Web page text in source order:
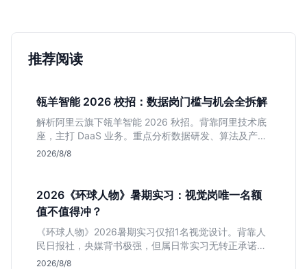
推荐阅读
瓴羊智能 2026 校招：数据岗门槛与机会全拆解
解析阿里云旗下瓴羊智能 2026 秋招。背靠阿里技术底
座，主打 DaaS 业务。重点分析数据研发、算法及产品
岗的硬性要求，评估 B 端数据路线的成长曲线与抗压挑
2026/8/8
2026《环球人物》暑期实习：视觉岗唯一名额
值不值得冲？
《环球人物》2026暑期实习仅招1名视觉设计。背靠人
民日报社，央媒背书极强，但属日常实习无转正承诺。
适合追求高含金量简历、能接受严谨流程的设计生，想
2026/8/8